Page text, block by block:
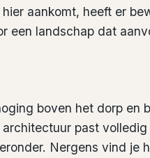
aankomt, heeft er
een landschap dat
boven het dorp
past
Nergens vind je